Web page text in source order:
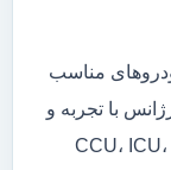
مناسب
با تجربه و
دانش روز، امکان انتقال بیماران در شرایط CCU، ICU،